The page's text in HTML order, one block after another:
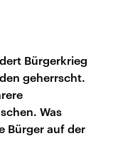
Bürgerkrieg
geherrscht.
Was
Bürger auf der